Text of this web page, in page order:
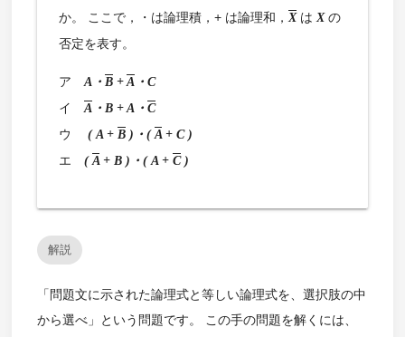
か。 ここで，・は論理積，+ は論理和，XはXの
否定を表す。
アA・ B+A・C
イA・B + A・ C
ウ ( A + B)・(A+ C )
エ (A+ B )・( A + C)
解説
「問題文に示された論理式と等しい論理式を、選択肢の中
から選べ」という問題です。 この手の問題を解くには、